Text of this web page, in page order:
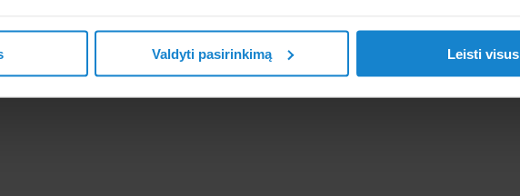
Valdyti pasirinkimą Leisti visus